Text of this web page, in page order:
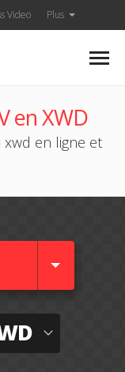
Video Plus
en XWD
xwd en ligne et